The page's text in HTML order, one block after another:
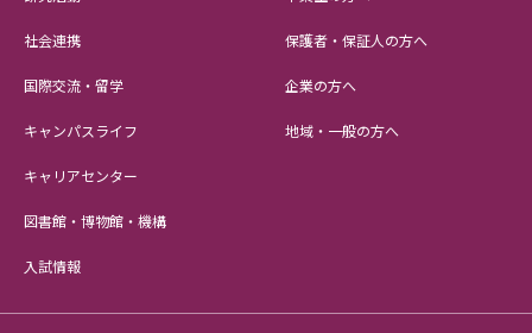
社会連携
国際交流・留学
キャンパスライフ
キャリアセンター
図書館・博物館・機構
入試情報
保護者・保証人の方へ
企業の方へ
地域・一般の方へ